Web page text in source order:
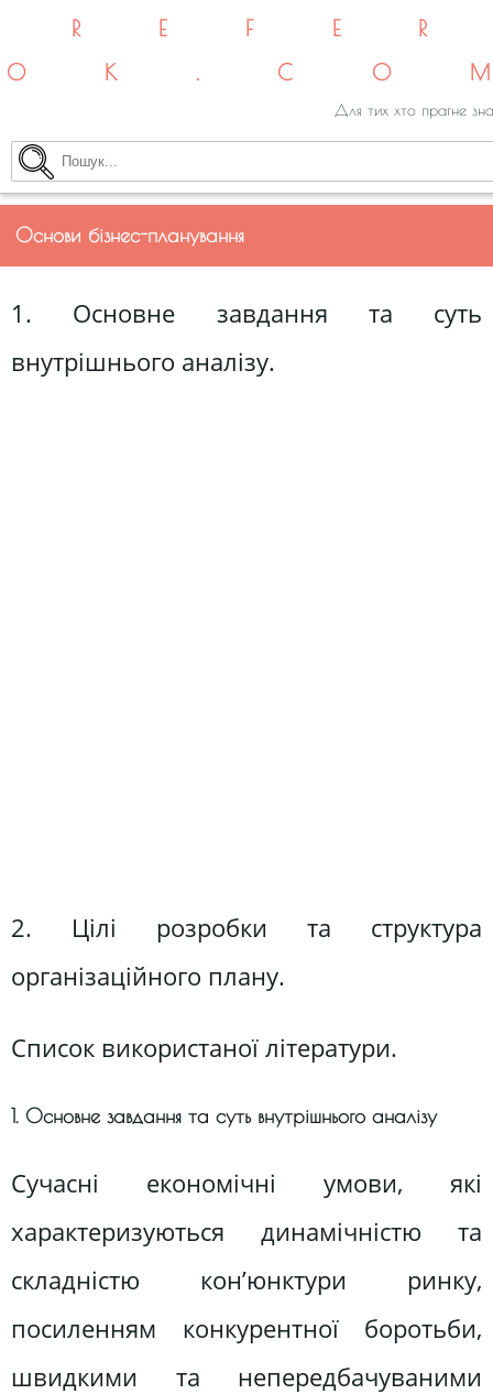
Для тих хто прагне
Основи бізнес-планування
1. Основне завдання та суть
внутрішнього аналізу.
2. Цілі розробки та структура
організаційного плану.
Список використаної літератури.
1. Основне завдання та суть внутрішнього аналізу
Сучасні економічні умови, які
характеризуються динамічністю та
складністю кон’юнктури ринку,
посиленням конкурентної боротьби,
швидкими та непередбачуваними